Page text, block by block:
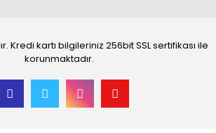
Kredi kartı bilgileriniz 256bit SSL sertifikası ile
korunmaktadır.